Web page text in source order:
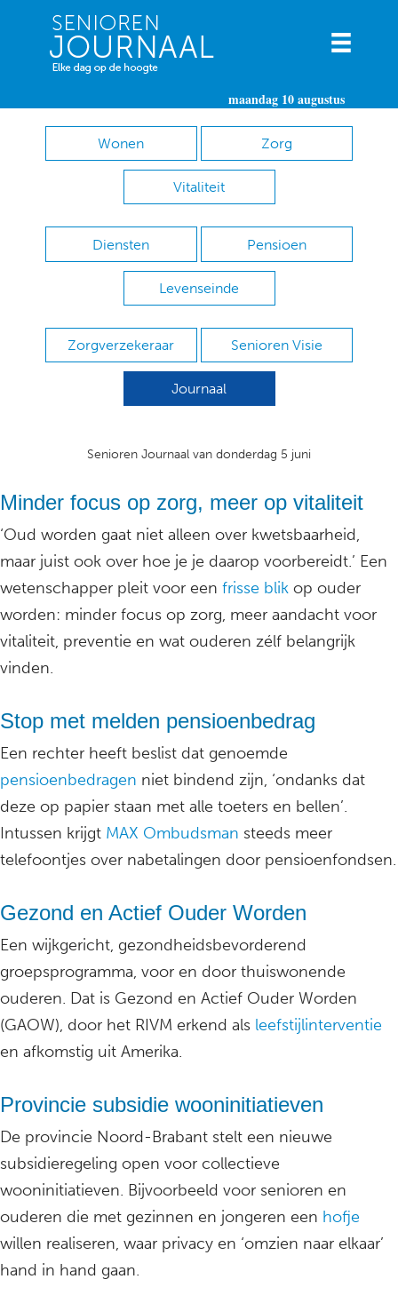
maandag 10 augustus
Wonen Zorg
Vitaliteit
Diensten Pensioen
Levenseinde
Zorgverzekeraar Senioren Visie
Journaal
Senioren Journaal van donderdag 5 juni
Minder focus op zorg, meer op vitaliteit
‘Oud worden gaat niet alleen over kwetsbaarheid,
maar juist ook over hoe je je daarop voorbereidt.’ Een
wetenschapper pleit voor een frisse blik op ouder
worden: minder focus op zorg, meer aandacht voor
vitaliteit, preventie en wat ouderen zélf belangrijk
vinden.
Stop met melden pensioenbedrag
Een rechter heeft beslist dat genoemde
pensioenbedragen niet bindend zijn, ‘ondanks dat
deze op papier staan met alle toeters en bellen’.
Intussen krijgt MAX Ombudsman steeds meer
telefoontjes over nabetalingen door pensioenfondsen.
Gezond en Actief Ouder Worden
Een wijkgericht, gezondheidsbevorderend
groepsprogramma, voor en door thuiswonende
ouderen. Dat is Gezond en Actief Ouder Worden
(GAOW), door het RIVM erkend als leefstijlinterventie
en afkomstig uit Amerika.
Provincie subsidie wooninitiatieven
De provincie Noord-Brabant stelt een nieuwe
subsidieregeling open voor collectieve
wooninitiatieven. Bijvoorbeeld voor senioren en
ouderen die met gezinnen en jongeren een hofje
willen realiseren, waar privacy en ‘omzien naar elkaar’
hand in hand gaan.